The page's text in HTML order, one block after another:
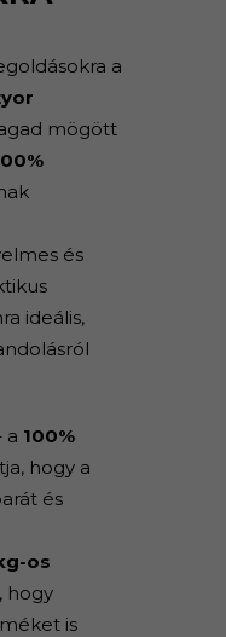
a
mögött
és
ideális,
a 100%
hogy a
és
os
hogy
is